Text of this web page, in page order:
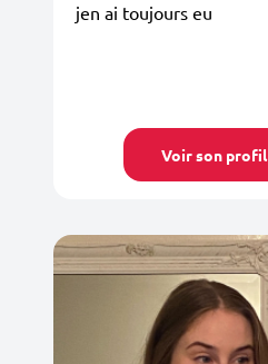
jen ai toujours eu
Voir son profil